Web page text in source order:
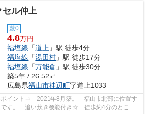
セル仲上
敷0
4.8万円
福塩線 「道上 」駅 徒歩4分
福塩線 「湯田村 」駅 徒歩17分
福塩線 「万能倉 」駅 徒歩30分
築5年 / 26.52㎡
広島県福山市神辺町字道上1033
ポイント⇒ 2021年8月築。 福山市北部に位置す
です。 追い炊き機能付き☆ 徒歩約4分のところ